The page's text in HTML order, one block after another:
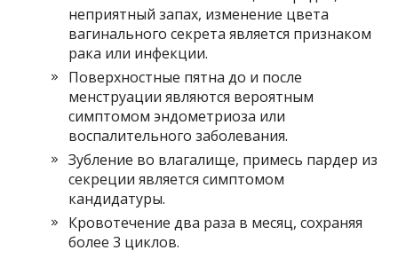
неприятный запах, изменение цвета
вагинального секрета является признаком
рака или инфекции.
Поверхностные пятна до и после
менструации являются вероятным
симптомом эндометриоза или
воспалительного заболевания.
Зубление во влагалище, примесь пардер из
секреции является симптомом
кандидатуры.
Кровотечение два раза в месяц, сохраняя
более 3 циклов.